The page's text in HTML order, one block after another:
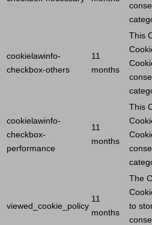
cookielawinfo-
checkbox-others
11
months
This
cookielawinfo-
checkbox-
performance
11
months
This
viewed_cookie_policy
11
months
The
to